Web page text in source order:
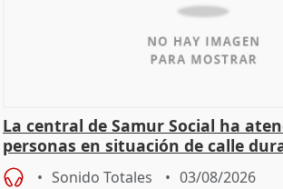
La central de Samur Social ha
personas en situación de calle
de Calor
Sonido Totales 03/08/2026